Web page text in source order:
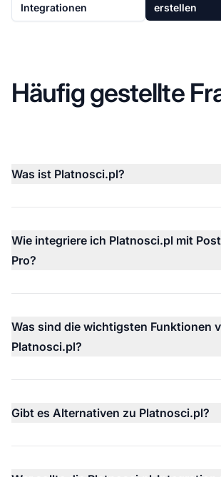
Integrationen
erstellen
Häufig gestellte
Was ist Platnosci.pl?
Wie integriere ich Platnosci.pl mit
Pro?
Was sind die wichtigsten Funktionen
Platnosci.pl?
Gibt es Alternativen zu Platnosci.pl?